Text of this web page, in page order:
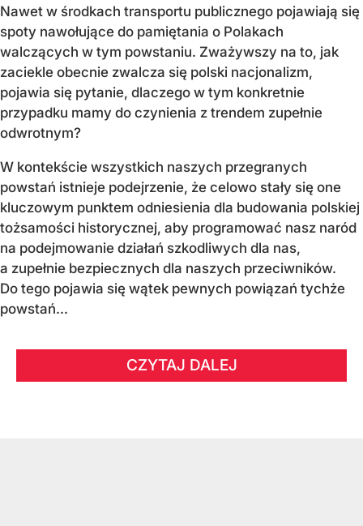
Nawet w środkach transportu publicznego pojawiają się
spoty nawołujące do pamiętania o Polakach
walczących w tym powstaniu. Zważywszy na to, jak
zaciekle obecnie zwalcza się polski nacjonalizm,
pojawia się pytanie, dlaczego w tym konkretnie
przypadku mamy do czynienia z trendem zupełnie
odwrotnym?
W kontekście wszystkich naszych przegranych
powstań istnieje podejrzenie, że celowo stały się one
kluczowym punktem odniesienia dla budowania polskiej
tożsamości historycznej, aby programować nasz naród
na podejmowanie działań szkodliwych dla nas,
a zupełnie bezpiecznych dla naszych przeciwników.
Do tego pojawia się wątek pewnych powiązań tychże
powstań...
CZYTAJ DALEJ